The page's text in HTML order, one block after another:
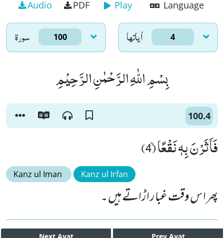
Audio PDF Play Language
سورۃ 100 اٰياتها 4
بِسْمِ اللّٰهِ الرَّحْمٰنِ الرَّحِیْمِ
100.4
فَاَثَرْنَ بِهٖ نَقْعًاۙ (4)
Kanz ul Iman Kanz ul Irfan
پھر اس وقت غبار اڑاتے ہیں ۔